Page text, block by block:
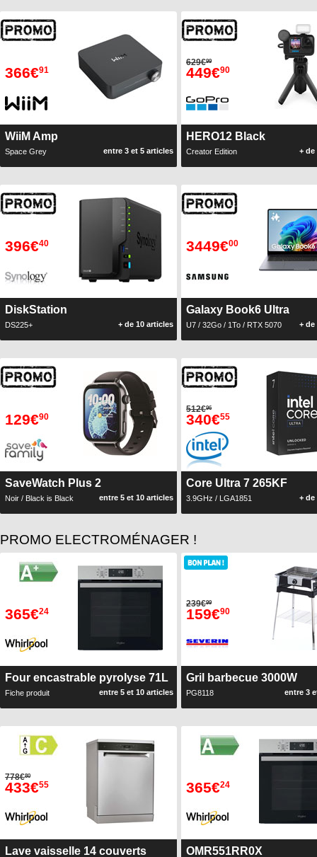
366€91
WiiM Amp
Space Grey entre 3 et 5 articles
629€99
449€90
HERO12 Black
Creator Edition + de
396€40
DiskStation
DS225+ + de 10 articles
3449€00
Galaxy Book6 Ultra
U7 / 32Go / 1To / RTX 5070 + de
129€90
SaveWatch Plus 2
Noir / Black is Black entre 5 et 10 articles
512€96
340€55
Core Ultra 7 265KF
3.9GHz / LGA1851 + de
PROMO ELECTROMÉNAGER !
365€24
Four encastrable pyrolyse 71L
Fiche produit entre 5 et 10 articles
239€99
159€90
Gril barbecue 3000W
PG8118 entre 3
778€80
433€55
Lave vaisselle 14 couverts
365€24
OMR551RR0X